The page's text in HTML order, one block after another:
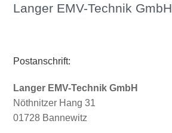
Langer EMV-Technik GmbH
Postanschrift:
Langer EMV-Technik GmbH
Nöthnitzer Hang 31
01728 Bannewitz